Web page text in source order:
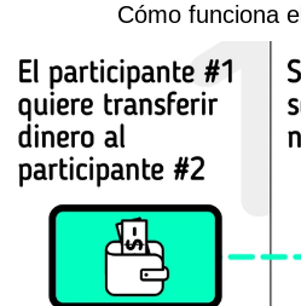
Cómo funciona el